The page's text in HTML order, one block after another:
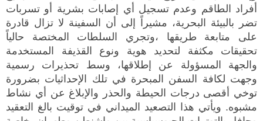
أفراد الطاقم وعدم تسجيل أي إصابات بشرية أو تسربات
تضر بالبيئة البحرية، مشيراً إلى أن السفينة لا تزال قادرة
على متابعة طريقها ،وتجري السلطات المختصة حالياً
تحقيقات مكثفة لتحديد هوية ونوع القذيفة المستخدمة
والجهة المسؤولة عن إطلاقها، وسط تحذيرات رسمية
وجهت لكافة السفن المبحرة في تلك الإحداثيات بضرورة
توخي أقصى درجات الحيطة والحذر والإبلاغ عن أي نشاط
مشبوه. ويأتي هذا التصعيد الميداني في توقيت بالغ التعقيد